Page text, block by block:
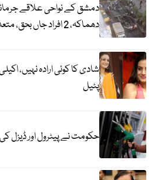
دمشق کے نواحی علاقے
دھماکہ، 2 افراد جاں بحق، متعدد زخمی
شادی کا کوئی ارادہ نہیں،
پٹیل
حکومت نے پیٹرول اور ڈیزل